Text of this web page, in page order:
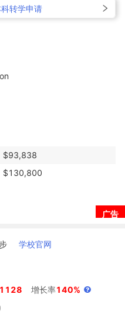
转学申请
$93,838
$130,800
广告
学校官网
1128 增长率140%